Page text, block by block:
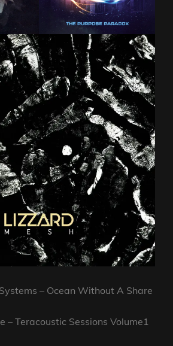
– Ocean Without A Share
– Teracoustic Sessions Volume1